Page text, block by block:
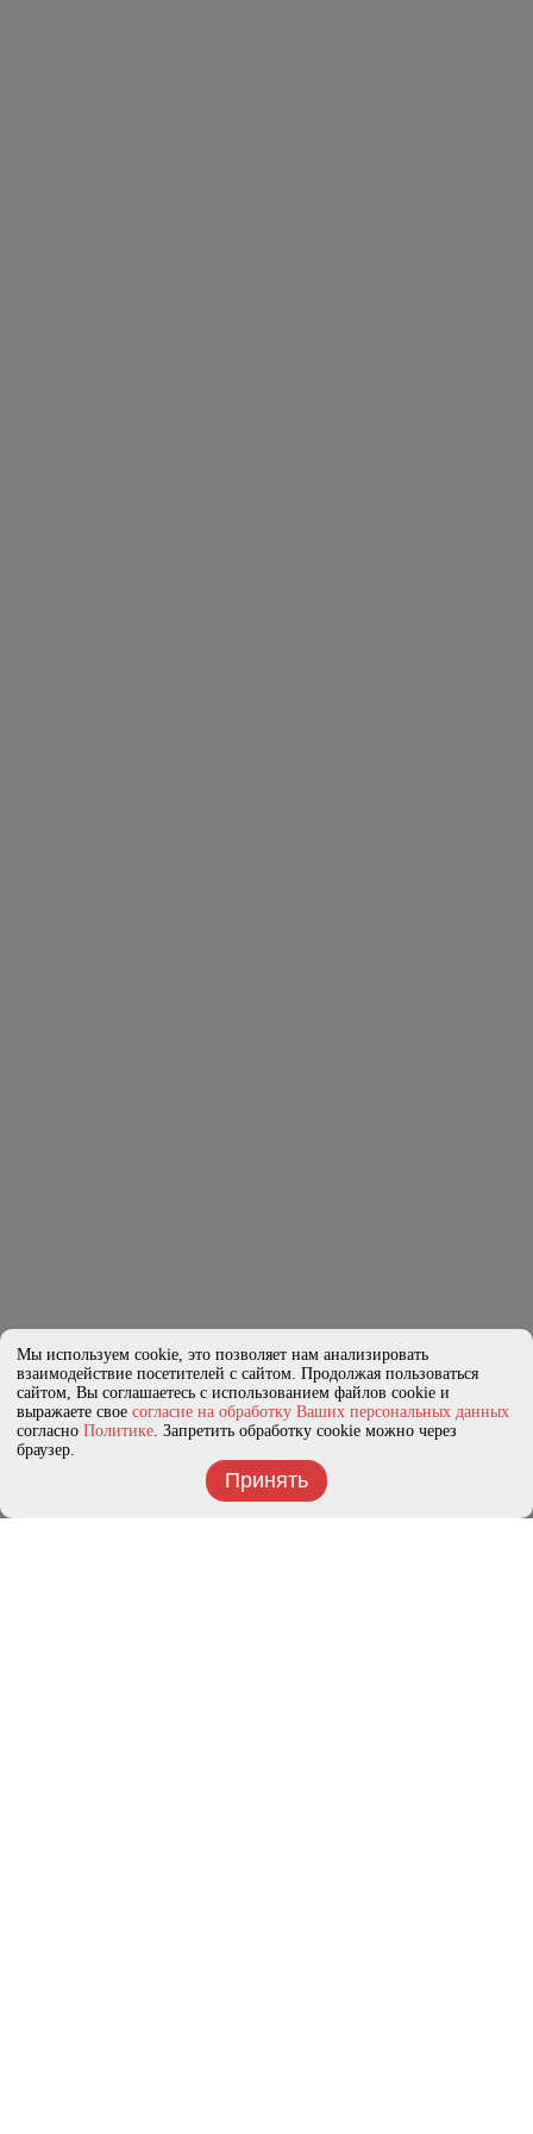
Мы используем cookie, это позволяет нам анализировать
взаимодействие посетителей с сайтом. Продолжая пользоваться
сайтом, Вы соглашаетесь с использованием файлов cookie и
выражаете свое согласие на обработку Ваших персональных данных
согласно Политике. Запретить обработку cookie можно через
браузер.
Принять